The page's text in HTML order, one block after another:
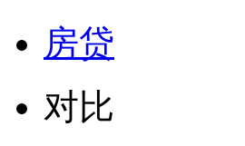
房贷
对比